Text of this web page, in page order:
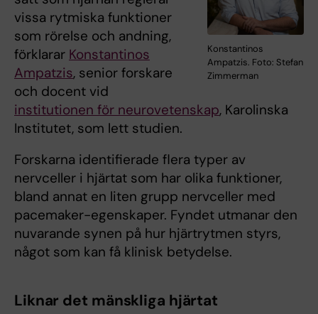
Konstantinos
Ampatzis. Foto: Stefan
Zimmerman
vissa rytmiska funktioner
som rörelse och andning,
förklarar Konstantinos
Ampatzis, senior forskare
och docent vid
institutionen för neurovetenskap, Karolinska
Institutet, som lett studien.
Forskarna identifierade flera typer av
nervceller i hjärtat som har olika funktioner,
bland annat en liten grupp nervceller med
pacemaker-egenskaper. Fyndet utmanar den
nuvarande synen på hur hjärtrytmen styrs,
något som kan få klinisk betydelse.
Liknar det mänskliga hjärtat